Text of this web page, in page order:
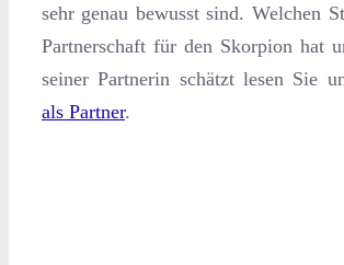
sehr genau bewusst sind. Welchen
Partnerschaft für den Skorpion hat
seiner Partnerin schätzt lesen Sie
als Partner.